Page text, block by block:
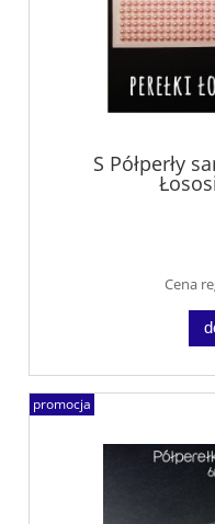
S Półperły
Cena
promocja